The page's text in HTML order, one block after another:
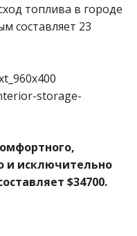
топлива в городе
составляет 23
и исключительно
$34700.